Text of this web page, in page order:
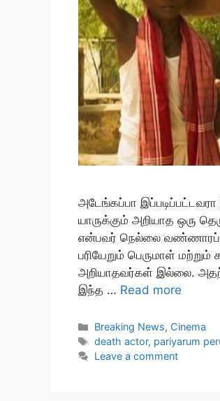
அடேங்கப்பா
யாருக்கும் அறியாத ஒரு
என்பவர் நெல்லை
பரியேறும் பெருமாள்
அறியாதவர்கள் இல்லை.
இந்த … Read more
Categories
Breaking News, Cinema
Tags
death actor, pariyarum
Leave a comment